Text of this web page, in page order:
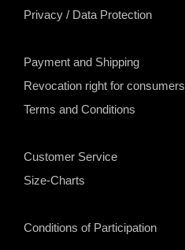
Privacy / Data Protection
Payment and Shipping
Revocation right for consumers
Terms and Conditions
Customer Service
Size-Charts
Conditions of Participation